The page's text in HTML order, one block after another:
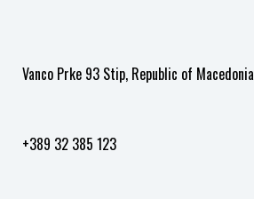
Vanco Prke 93 Stip, Republic of Macedonia
+389 32 385 123